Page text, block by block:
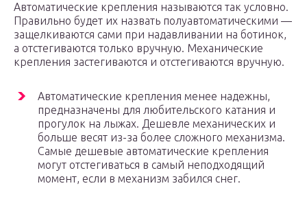
Автоматические крепления называются так условно.
Правильно будет их назвать полуавтоматическими —
защелкиваются сами при надавливании на ботинок,
а отстегиваются только вручную. Механические
крепления застегиваются и отстегиваются вручную.
Автоматические крепления менее надежны,
предназначены для любительского катания и
прогулок на лыжах. Дешевле механических и
больше весят из-за более сложного механизма.
Самые дешевые автоматические крепления
могут отстегиваться в самый неподходящий
момент, если в механизм забился снег.